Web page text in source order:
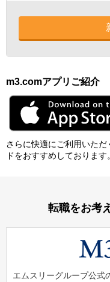
m3.comアプリご紹介
さらに快適にご利⽤いた
ドをおすすめしております
転職をお考
エムスリーグループ公式